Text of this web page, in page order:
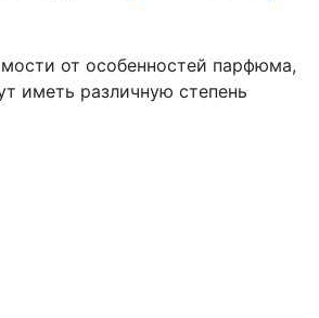
от особенностей парфюма,
иметь различную степень